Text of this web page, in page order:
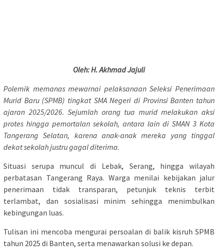
Oleh: H. Akhmad Jajuli
Polemik memanas mewarnai pelaksanaan Seleksi Penerimaan
Murid Baru (SPMB) tingkat SMA Negeri di Provinsi Banten tahun
ajaran 2025/2026. Sejumlah orang tua murid melakukan aksi
protes hingga pemortalan sekolah, antara lain di SMAN 3 Kota
Tangerang Selatan, karena anak-anak mereka yang tinggal
dekat sekolah justru gagal diterima.
Situasi serupa muncul di Lebak, Serang, hingga wilayah
perbatasan Tangerang Raya. Warga menilai kebijakan jalur
penerimaan tidak transparan, petunjuk teknis terbit
terlambat, dan sosialisasi minim sehingga menimbulkan
kebingungan luas.
Tulisan ini mencoba mengurai persoalan di balik kisruh SPMB
tahun 2025 di Banten, serta menawarkan solusi ke depan.